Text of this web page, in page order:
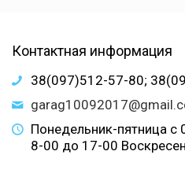
Контактная информация
38(097)512-57-80;
Понедельник-пятница
8-00 до 17-00